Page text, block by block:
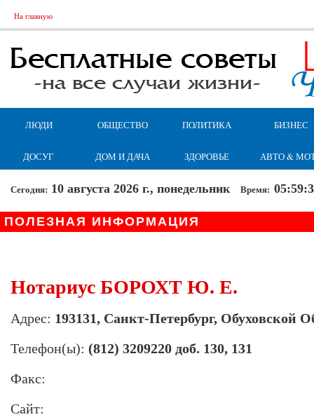
На главную
ЛЮДИ ОБЩЕСТВО ПОЛИТИКА БИЗНЕС
ДОСУГ ДОМ И ДАЧА ЗДОРОВЬЕ АВТО &
Сегодня: 10 августа 2026 г., понедельник Время:
ПОЛЕЗНАЯ ИНФОРМАЦИЯ
Нотариус БОРОХТ Ю. Е.
Адрес: 193131, Санкт-Петербург, Обуховской
Телефон(ы): (812) 3209220 доб. 130, 131
Факс:
Сайт: